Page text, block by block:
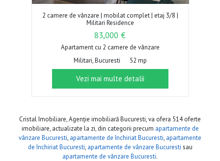
2 camere de vânzare | mobilat complet | etaj 3/8 |
Militari Residence
83,000 €
Apartament cu 2 camere de vânzare
Militari, Bucuresti
52 mp
Vezi mai multe detalii
Cristal Imobiliare, Agenție imobiliară Bucuresti, va ofera 514 oferte
imobiliare, actualizate la zi, din categorii precum apartamente de
vânzare Bucuresti, apartamente de închiriat Bucuresti, apartamente
de închiriat Bucuresti, apartamente de vânzare Bucuresti sau
apartamente de vânzare Bucuresti.